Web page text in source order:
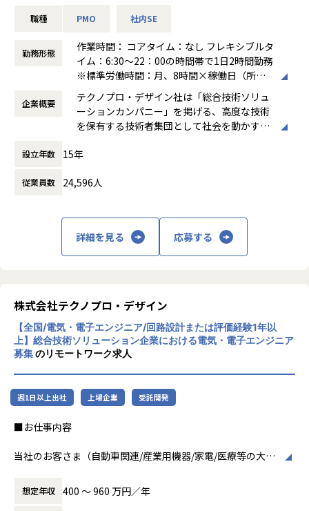
付けてデータベース化する管理業務にも携わります。
【具体的な仕事内容】
◆測定具の手配業務
・ 依頼者（工程設計部門等）との依頼内容の確認・調整
・ 依頼内容をもとにした測定具の仕様決定・仕様書作成
・ 測定具メーカーとの仕様調整・見積依頼・発注手配
◆測定具のデータベース管理
ータベース化
・ Excel・PowerPointを使用した管理資料・報告書の作成
■募集背景
製造ラインで使用する測定具の種類・数量が増加するなか、
測定具の手配から社内データベース整備まで一貫して担える
【業務の変更の範囲】
会社の定める業務
職種 PMO 社内SE
勤務形態
作業時間： コアタイム：なし フレキシブルタ
イム：6:30～22：00の時間帯で1日2時間勤務
※標準労働時間：月、8時間×稼働日（所定
時間）の就労義務有
働き方：フルフレックス制
時間外労働の有無： 有（月平均20時間）
休憩時間： 60分
企業概要
テクノプロ・デザイン社は「総合技術ソリュ
ーションカンパニー」を掲げる、高度な技術
を保有する技術者集団として社会を動かすこ
に渡ります。いわゆる技術者派遣と呼ばれ
働く場所に関わらない事業支援や最新技術を
用いた研究開発などを行っています。
程プロジェクトの増加といった世の中で技術
者集団として価値提供を行うために、エンジ
ニアが生涯活躍できる環境を考え事業運営を
行っています。
設立年数 15年
従業員数 24,596人
詳細を見る 応募する
株式会社テクノプロ・デザイン
【全国/電気・電子エンジニア/回路設計または評価経験1年以
上】総合技術ソリューション企業における電気・電子エンジニア
募集のリモートワーク求人
週1日以上出社 上場企業 受託開発
■お仕事内容
当社のお客さま（自動車関連/産業用機器/家電/医療等の大手
ナログ/デジタル/高周波）として開発業務に従事していただ
きます。
想定年収 400 〜 960 万円／年